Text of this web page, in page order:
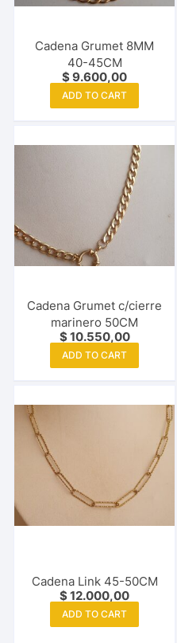
Cadena Grumet 8MM
40-45CM
$9.600,00
ADD TO CART
Cadena Grumet c/cierre
marinero 50CM
$10.550,00
ADD TO CART
Cadena Link 45-50CM
$12.000,00
ADD TO CART